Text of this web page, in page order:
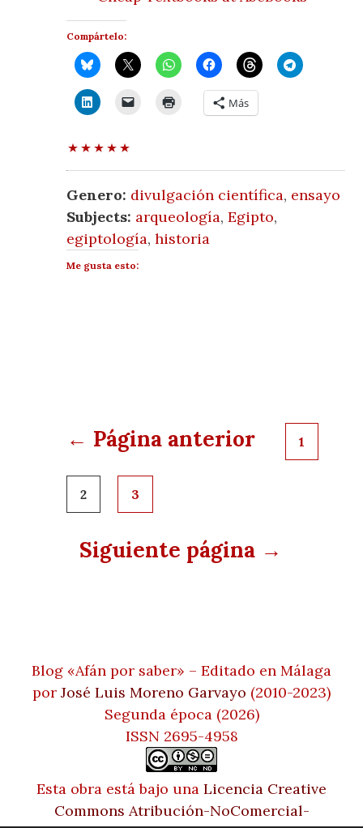
Compártelo:
Más
Genero: divulgación científica, ensayo
Subjects: arqueología,Egipto,
egiptología,historia
Me gusta esto:
Paginación
de
entradas
← Página anterior 1
2 3
Siguiente página →
Blog «Afán por saber» – Editado en Málaga
por José Luis Moreno Garvayo (2010-2023)
Segunda época (2026)
ISSN 2695-4958
Esta obra está bajo una Licencia Creative
Commons Atribución-NoComercial-